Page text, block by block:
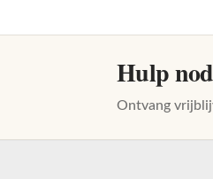
Hulp
Ontvang